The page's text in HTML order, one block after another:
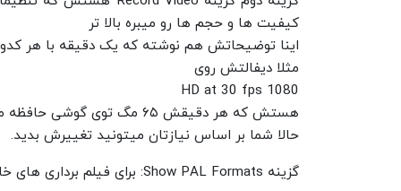
کیفیت ها و حجم ها رو میبره بالا تر
اینا توضیحاتش هم نوشته که یک دقیقه با هر
مثلا دیفالتش روی
1080 HD at 30 fps
هستش که هر دقیقش ۶۵ مگ توی گوشی حافظه میگیره.
حالا شما بر اساس نیازتان میتونید تغییرش بدید.
گزینه Show PAL Formats: برای فیلم برداری های خاص استفاده میشه، اصطلاحا یه نوع فورمت هستش.